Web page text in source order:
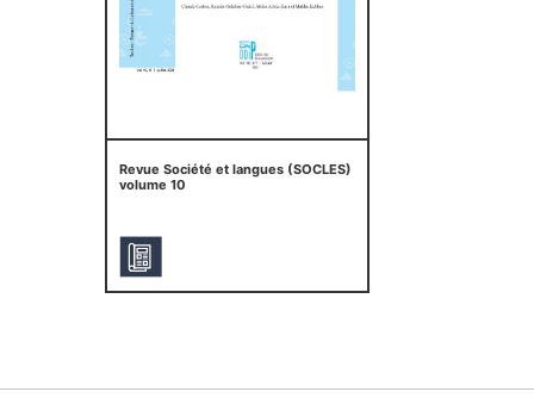
Revue Société et langues (SOCLES)
volume 10